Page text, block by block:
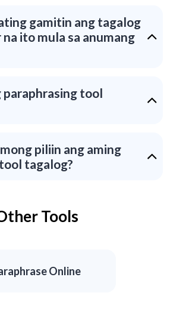
gamitin ang tagalog
ito mula sa anumang
paraphrasing tool
piliin ang aming
tagalog?
Tools
Online